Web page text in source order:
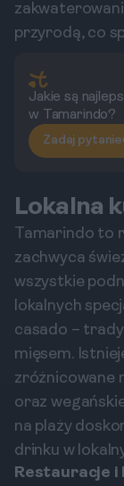
przyrodą, co
Jakie są
w Tamarindo?
Zadaj pytanie
Lokalna
Tamarindo to
zachwyca
wszystkie
lokalnych
casado –
mięsem.
zróżnicowane
oraz
na plaży
drinku w
Restauracje i